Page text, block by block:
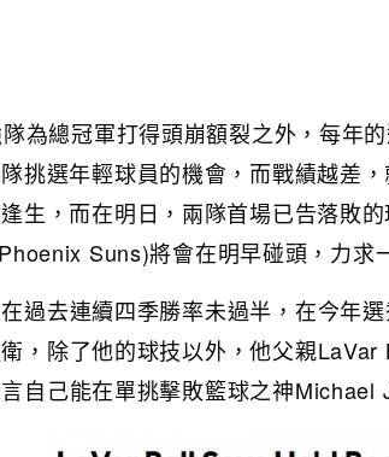
為總冠軍打得頭崩額裂之外，每年
挑選年輕球員的機會，而戰績越差
生，而在明日，兩隊首場已告落敗
Suns)將會在明早碰頭，力求
過去連續四季勝率未過半，在今年
，除了他的球技以外，他父親LaVar
自己能在單挑擊敗籃球之神Michael